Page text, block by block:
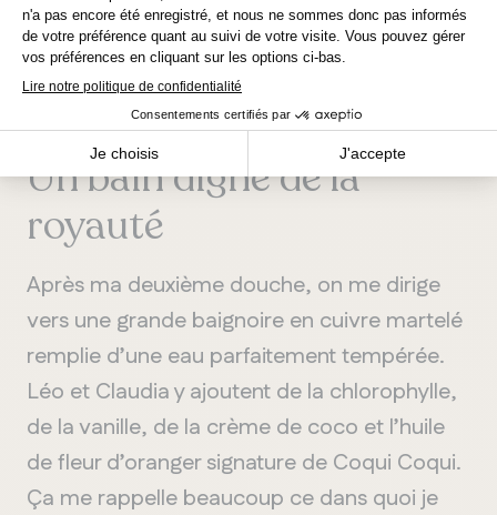
Un bain digne dela
royauté
Après ma deuxième douche, on me dirige
vers une grande baignoire en cuivre martelé
remplie d’une eau parfaitement tempérée.
Léo et Claudia y ajoutent de la chlorophylle,
de la vanille, de la crème de coco et l’huile
de fleur d’oranger signature de Coqui Coqui.
Ça me rappelle beaucoup ce dans quoi je